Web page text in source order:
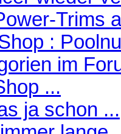
Trims
:
im
...
ja schon ...